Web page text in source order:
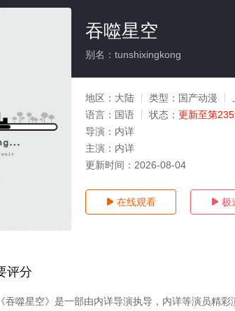
吞噬星空
别名：tunshixingkong
地区： 大陆 类型： 国产动漫
语言： 国语 状态： 更新至第
导演： 内详
主演： 内详
更新时间： 2026-08-04
 在线观看  极
评分
吞噬星空》是一部由内详导演执导，内详等演员精